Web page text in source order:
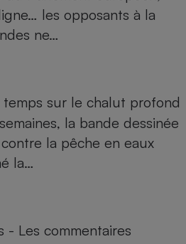
les opposants à la
ne…
sur le chalut profond
la bande dessinée
la pêche en eaux
la…
- Les commentaires